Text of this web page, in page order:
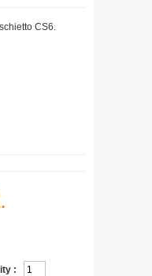
CS6.
: